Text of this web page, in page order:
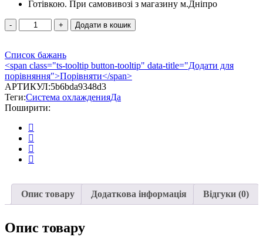
Готівкою. При самовивозі з магазину м.Дніпро
Автоматичний
біокамін
1700
GlossFire
кількість
Додати в кошик
Список бажань
<span class="ts-tooltip button-tooltip" data-title="Додати для
порівняння">Порівняти</span>
АРТИКУЛ:5b6bda9348d3
Теги:Система охлажденияДа
Поширити:
Опис товару Додаткова інформація Відгуки (0)
Опис товару